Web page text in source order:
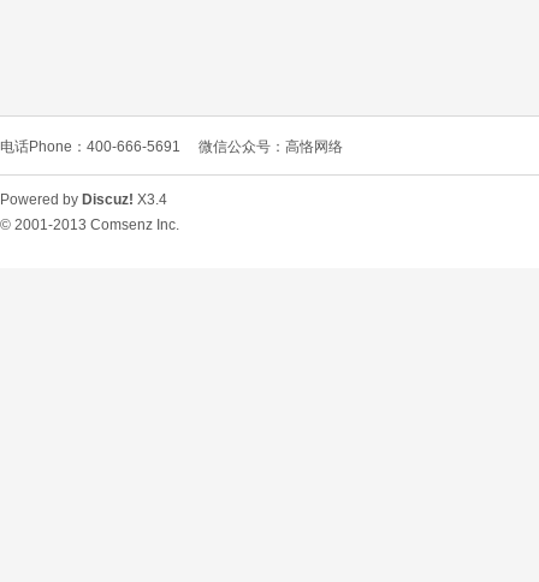
L
电话Phone：400-666-5691 微信公众号：高恪网络
Powered by Discuz! X3.4
© 2001-2013 Comsenz Inc.